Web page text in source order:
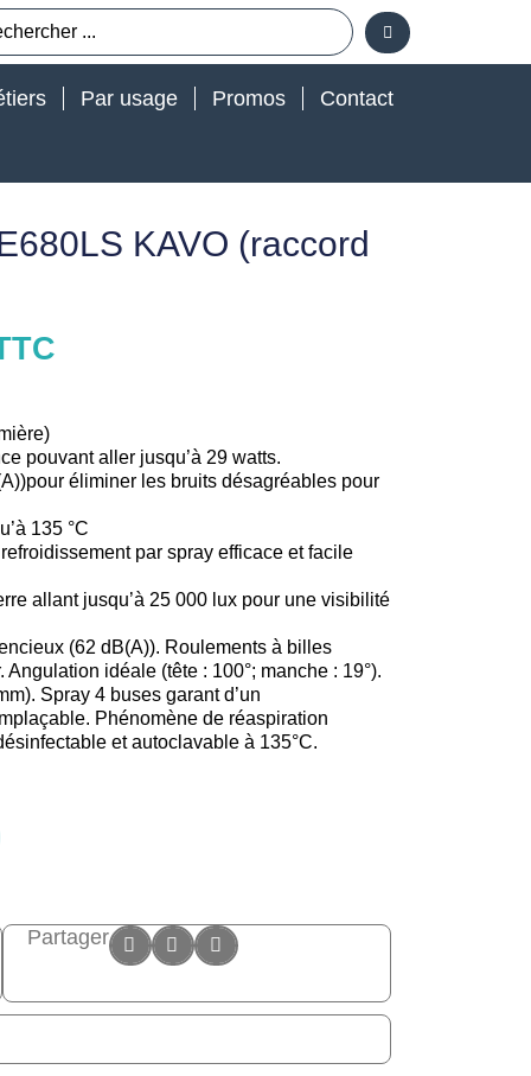
Par usage Promos Contact
KAVO (raccord
pouvant aller jusqu’à 29 watts.
éliminer les bruits désagréables pour
135 °C
par spray efficace et facile
allant jusqu’à 25 000 lux pour une visibilité
(62 dB(A)). Roulements à billes
idéale (tête : 100°; manche : 19°).
Spray 4 buses garant d’un
Phénomène de réaspiration
et autoclavable à 135°C.
Partager